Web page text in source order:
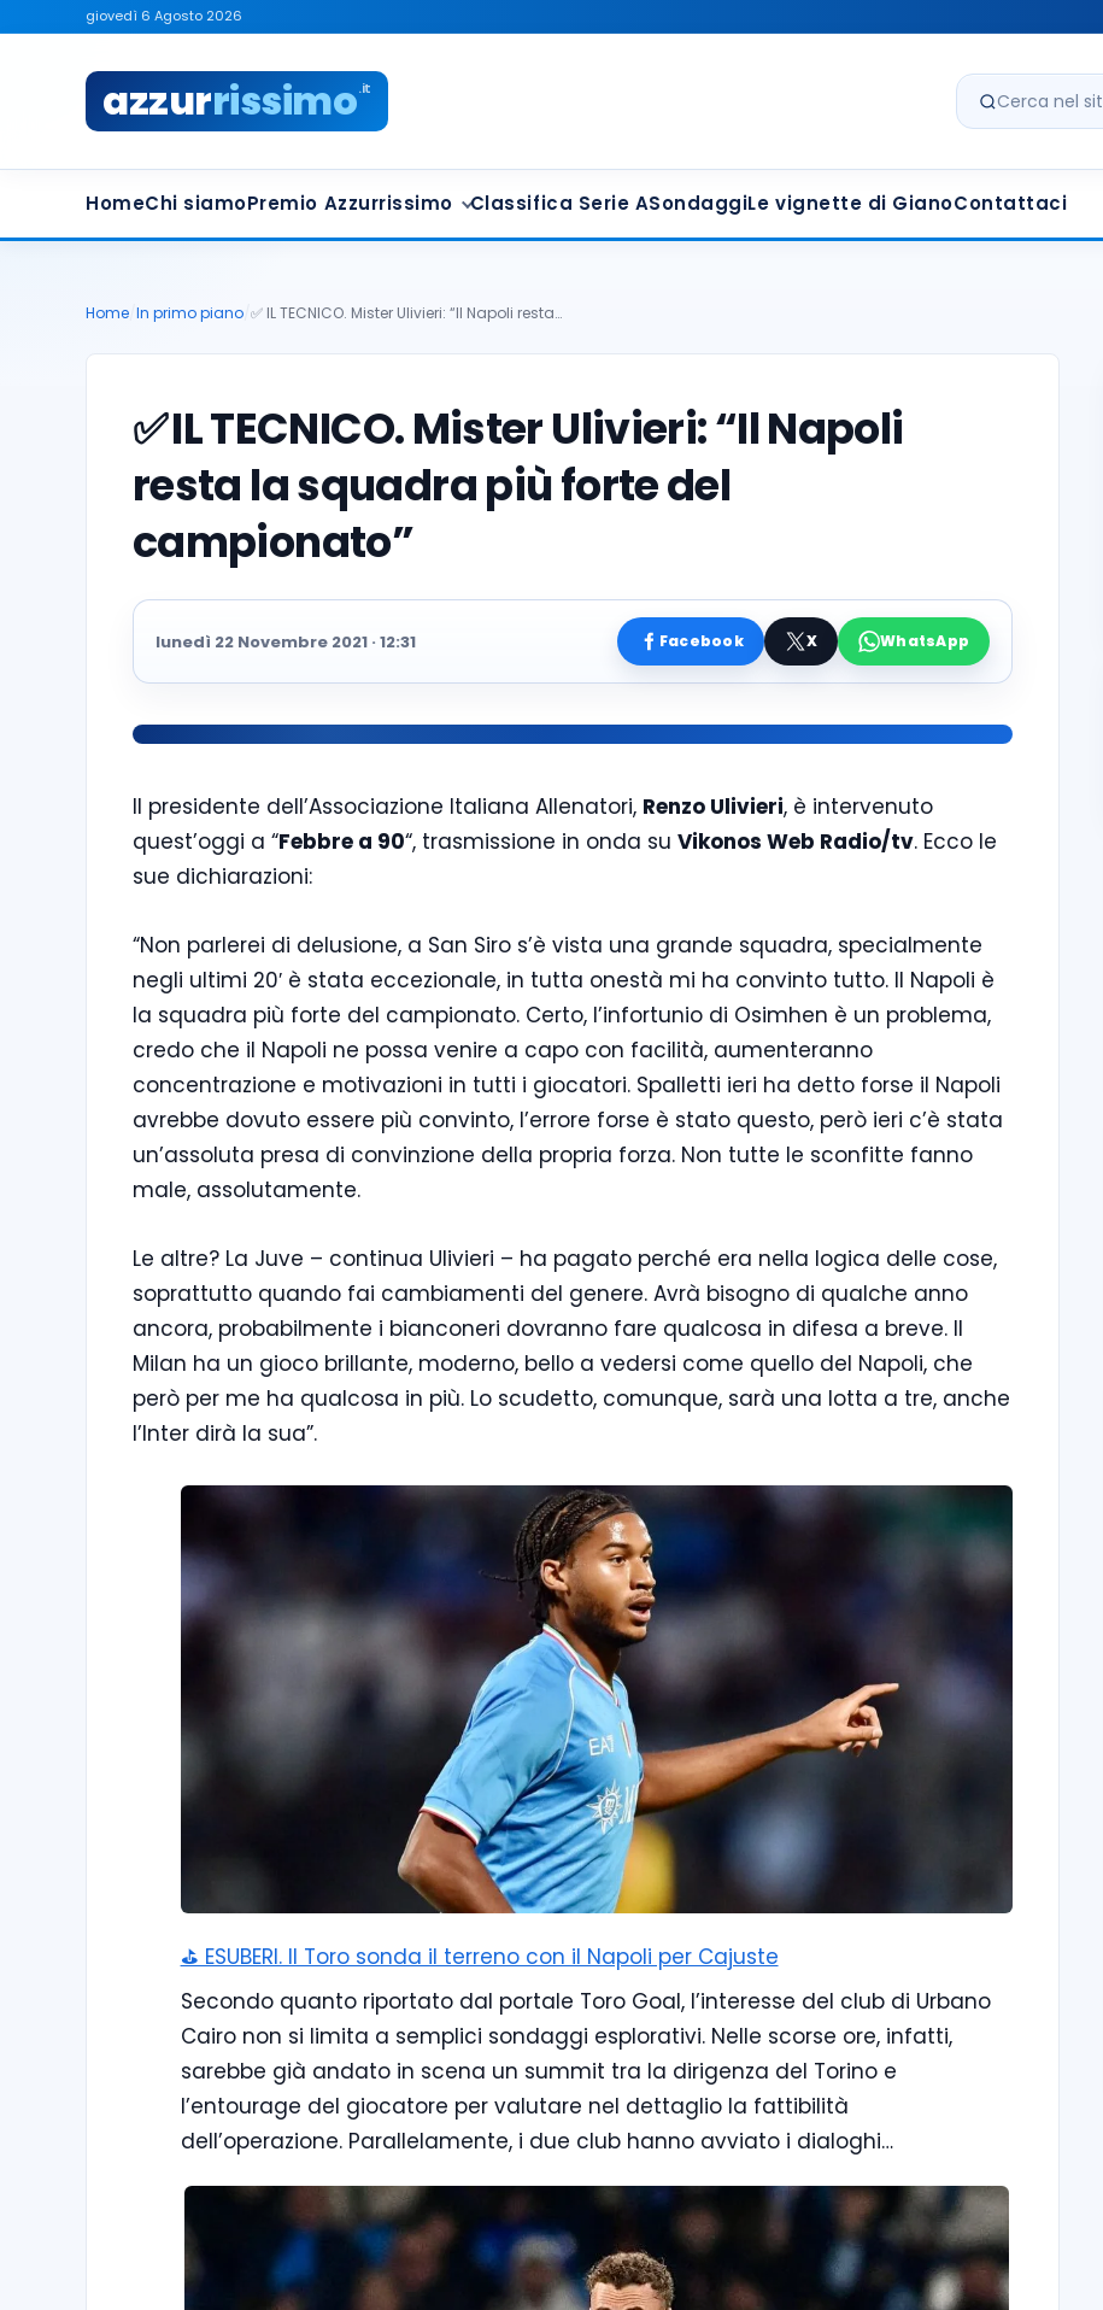
giovedì 6 Agosto 2026
azzurrissimo.it
Cerca nel sito
HomeChi siamoPremio Azzurrissimo Classifica Serie ASondaggiLe vignette di GianoContattaci
Home In primo piano ✅ IL TECNICO. Mister Ulivieri: “Il Napoli resta…
✅IL TECNICO. Mister Ulivieri: “Il Napoli
resta la squadra più forte del
campionato”
lunedì 22 Novembre 2021 · 12:31 Facebook X WhatsApp
Il presidente dell’Associazione Italiana Allenatori, Renzo Ulivieri, è intervenuto
quest’oggi a “Febbre a 90“, trasmissione in onda su Vikonos Web Radio/tv. Ecco le
sue dichiarazioni:
“Non parlerei di delusione, a San Siro s’è vista una grande squadra, specialmente
negli ultimi 20′ è stata eccezionale, in tutta onestà mi ha convinto tutto. Il Napoli è
la squadra più forte del campionato. Certo, l’infortunio di Osimhen è un problema,
credo che il Napoli ne possa venire a capo con facilità, aumenteranno
concentrazione e motivazioni in tutti i giocatori. Spalletti ieri ha detto forse il Napoli
avrebbe dovuto essere più convinto, l’errore forse è stato questo, però ieri c’è stata
un’assoluta presa di convinzione della propria forza. Non tutte le sconfitte fanno
male, assolutamente.
Le altre? La Juve – continua Ulivieri – ha pagato perché era nella logica delle cose,
soprattutto quando fai cambiamenti del genere. Avrà bisogno di qualche anno
ancora, probabilmente i bianconeri dovranno fare qualcosa in difesa a breve. Il
Milan ha un gioco brillante, moderno, bello a vedersi come quello del Napoli, che
però per me ha qualcosa in più. Lo scudetto, comunque, sarà una lotta a tre, anche
l’Inter dirà la sua”.
⛳ ESUBERI. Il Toro sonda il terreno con il Napoli per Cajuste
Secondo quanto riportato dal portale Toro Goal, l’interesse del club di Urbano
Cairo non si limita a semplici sondaggi esplorativi. Nelle scorse ore, infatti,
sarebbe già andato in scena un summit tra la dirigenza del Torino e
l’entourage del giocatore per valutare nel dettaglio la fattibilità
dell’operazione. Parallelamente, i due club hanno avviato i dialoghi…